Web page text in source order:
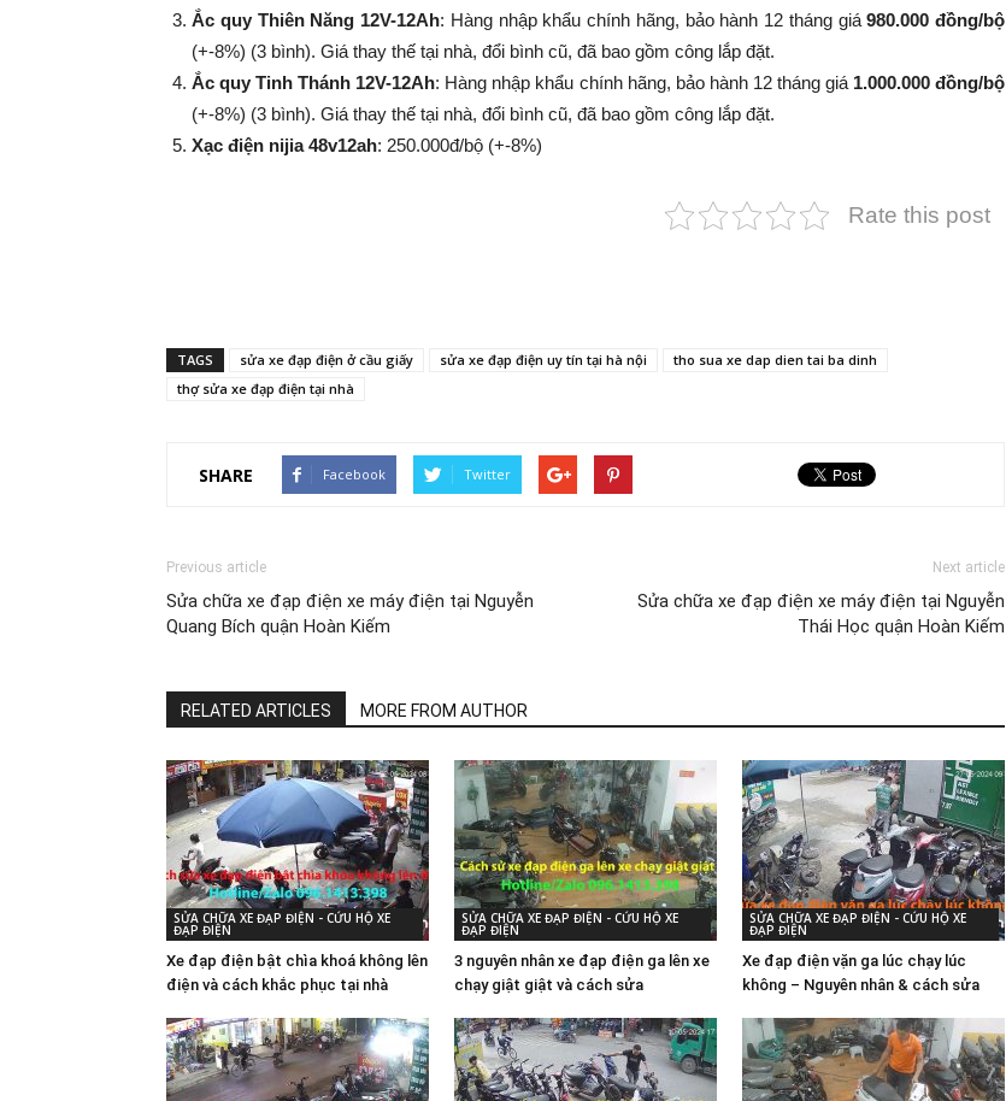
Ắc quy Thiên Năng 12V-12Ah: Hàng nhập khẩu chính hãng, bảo hành 12 tháng giá980.000 đồng/bộ
(+-8%​​​​​​​) (3 bình). Giá thay thế tại nhà, đổi bình cũ, đã bao gồm công lắp đặt.
Ắc quy Tinh Thánh 12V-12Ah: Hàng nhập khẩu chính hãng, bảo hành 12 tháng giá 1.000.000 đồng/bộ
(+-8%​​​​​​​) (3 bình). Giá thay thế tại nhà, đổi bình cũ, đã bao gồm công lắp đặt.
Xạc điện nijia 48v12ah: 250.000đ/bộ (+-8%​​​​​​​)
Rate this post
TAGS sửa xe đạp điện ở cầu giấy sửa xe đạp điện uy tín tại hà nội
tho sua xe dap dien tai ba dinh
thợ sửa xe đạp điện tại nhà
SHARE Facebook Twitter
Previous article
Sửa chữa xe đạp điện xe máy điện tại Nguyễn
Quang Bích quận Hoàn Kiếm
Next article
Sửa chữa xe đạp điện xe máy điện tại Nguyễn
Thái Học quận Hoàn Kiếm
RELATED ARTICLES MORE FROM AUTHOR
SỬA CHỮA XE ĐẠP ĐIỆN - CỨU HỘ XE
ĐẠP ĐIỆN
Xe đạp điện bật chìa khoá không lên
điện và cách khắc phục tại nhà
SỬA CHỮA XE ĐẠP ĐIỆN - CỨU HỘ XE
ĐẠP ĐIỆN
3 nguyên nhân xe đạp điện ga lên xe
chạy giật giật và cách sửa
SỬA CHỮA XE ĐẠP ĐIỆN - CỨU HỘ XE
ĐẠP ĐIỆN
Xe đạp điện vặn ga lúc chạy lúc
không – Nguyên nhân & cách sửa